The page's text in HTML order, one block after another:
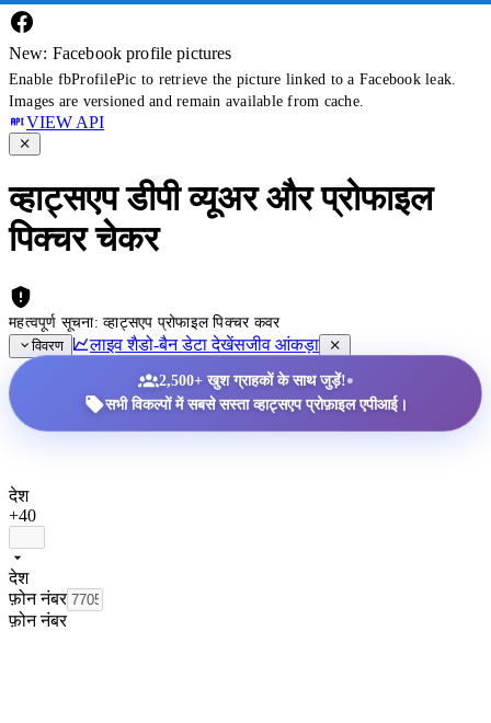
New: Facebook profile pictures
Enable fbProfilePic to retrieve the picture linked to a Facebook leak.
Images are versioned and remain available from cache.
VIEW API
व्हाट्सएप डीपी व्यूअर और प्रोफाइल
पिक्चर चेकर
महत्वपूर्ण सूचना: व्हाट्सएप प्रोफाइल पिक्चर कवर
विवरण
लाइव शैडो-बैन डेटा देखेंसजीव आंकड़ा
2,500+ खुश ग्राहकों के साथ जुड़ें!•
सभी विकल्पों में सबसे सस्ता व्हाट्सएप प्रोफ़ाइल एपीआई।
देश
+40
देश
फ़ोन नंबर
फ़ोन नंबर